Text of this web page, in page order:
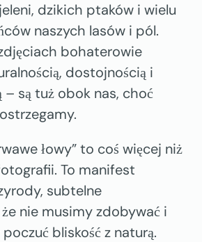
dzikich ptaków i wielu
naszych lasów i pól.
bohaterowie
dostojnością i
są tuż obok nas, choć
łowy” to coś więcej niż
To manifest
subtelne
nie musimy zdobywać i
poczuć bliskość z naturą.